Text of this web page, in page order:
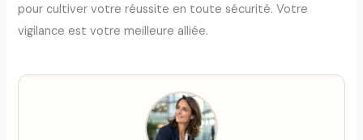
pour cultiver votre réussite en toute sécurité. Votre
vigilance est votre meilleure alliée.